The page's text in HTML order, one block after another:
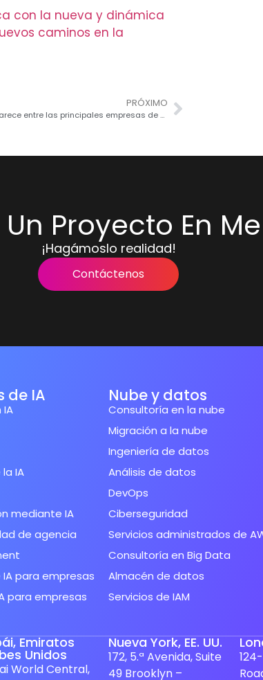
con la nueva y dinámica
caminos en la
PRÓXIMO
Carmatec ahora aparece entre las principales empresas de desarrollo móvil
Un Proyecto En
¡Hagámoslo realidad!
Contáctenos
de IA
IA
mediante IA
de agencia
para empresas
para empresas
Nube y datos
Consultoría en la nube
Migración a la nube
Ingeniería de datos
Análisis de datos
DevOps
Ciberseguridad
Servicios administrados de
Consultoría en Big Data
Almacén de datos
Servicios de IAM
Emiratos
Unidos
World Central,
Nueva York, EE. UU.
172, 5.ª Avenida, Suite
49 Brooklyn –